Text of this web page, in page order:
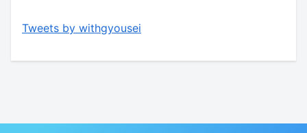
Tweets by withgyousei